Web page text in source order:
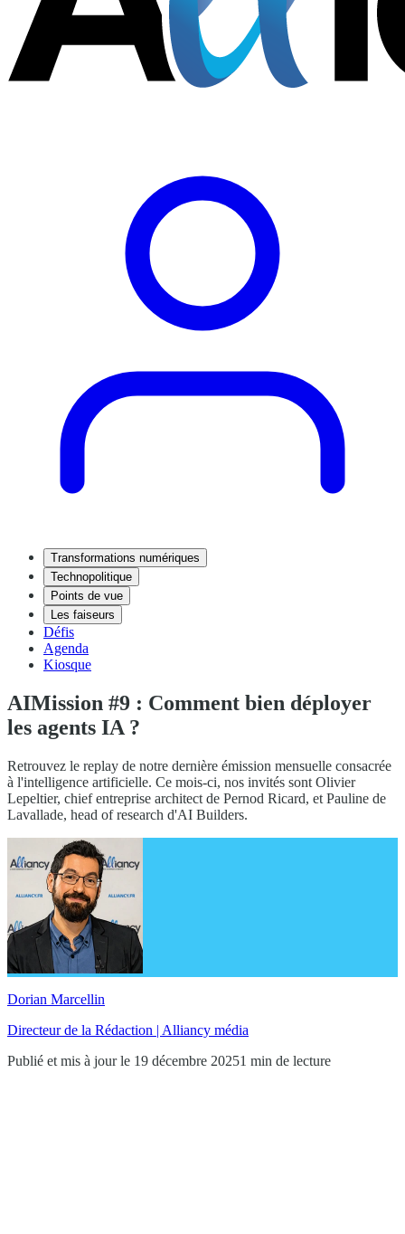
Transformations numériques
Technopolitique
Points de vue
Les faiseurs
Défis
Agenda
Kiosque
AIMission #9 : Comment bien déployer
les agents IA ?
Retrouvez le replay de notre dernière émission mensuelle consacrée
à l'intelligence artificielle. Ce mois-ci, nos invités sont Olivier
Lepeltier, chief entreprise architect de Pernod Ricard, et Pauline de
Lavallade, head of research d'AI Builders.
Dorian Marcellin
Directeur de la Rédaction | Alliancy média
Publié et mis à jour le 19 décembre 20251 min de lecture